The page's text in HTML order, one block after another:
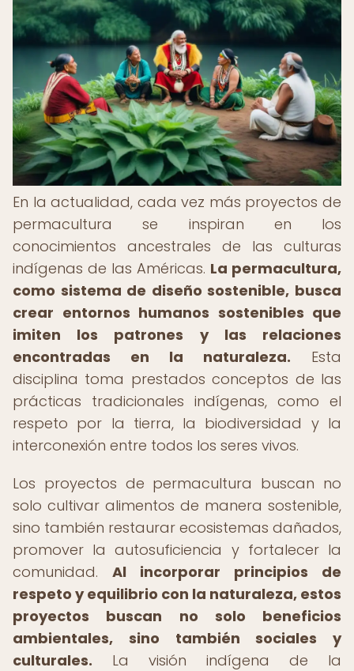
En la actualidad, cada vez más proyectos de
permacultura se inspiran en los
conocimientos ancestrales de las culturas
indígenas de las Américas. La permacultura,
como sistema de diseño sostenible, busca
crear entornos humanos sostenibles que
imiten los patrones y las relaciones
encontradas en la naturaleza. Esta
disciplina toma prestados conceptos de las
prácticas tradicionales indígenas, como el
respeto por la tierra, la biodiversidad y la
interconexión entre todos los seres vivos.
Los proyectos de permacultura buscan no
solo cultivar alimentos de manera sostenible,
sino también restaurar ecosistemas dañados,
promover la autosuficiencia y fortalecer la
comunidad. Al incorporar principios de
respeto y equilibrio con la naturaleza, estos
proyectos buscan no solo beneficios
ambientales, sino también sociales y
culturales. La visión indígena de la